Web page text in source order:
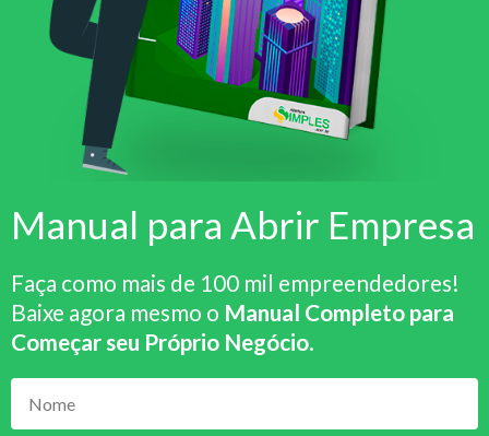
Manual para Abrir Empresa
Faça como mais de 100 mil empreendedores!
Baixe agora mesmo o Manual Completo para
Começar seu Próprio Negócio.